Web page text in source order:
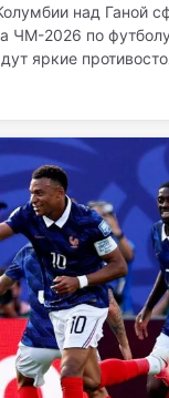
над Ганой
ЧМ-2026 по
яркие
стадии сборная